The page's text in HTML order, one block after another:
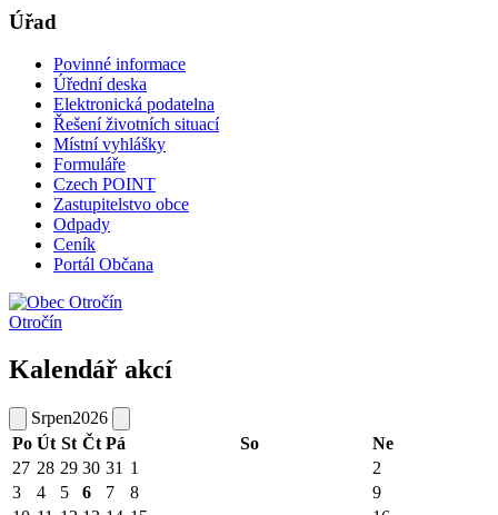
Úřad
Povinné informace
Úřední deska
Elektronická podatelna
Řešení životních situací
Místní vyhlášky
Formuláře
Czech POINT
Zastupitelstvo obce
Odpady
Ceník
Portál Občana
Otročín
Kalendář akcí
Srpen2026
Po Út St Čt Pá So
Ne
27 28 29 30 31 1
2
3
4 5 6 7 8
9